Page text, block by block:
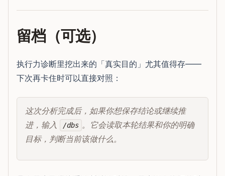
留档（可选）
执行力诊断里挖出来的「真实目的」尤其值得存——
下次再卡住时可以直接对照：
这次分析完成后，如果你想保存结论或继续推
进，输入
/dbs 。它会读取本轮结果和你的明确
目标，判断当前该做什么。